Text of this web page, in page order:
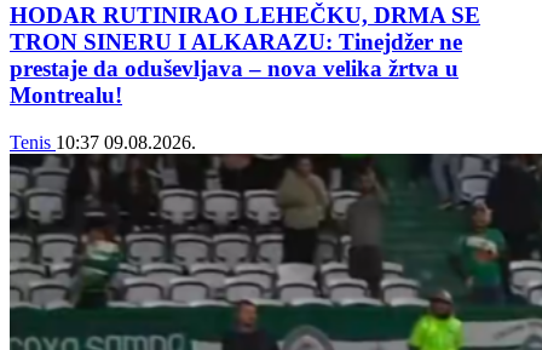
HODAR RUTINIRAO LEHEČKU, DRMA SE
TRON SINERU I ALKARAZU: Tinejdžer ne
prestaje da oduševljava – nova velika žrtva u
Montrealu!
Tenis 10:37 09.08.2026.